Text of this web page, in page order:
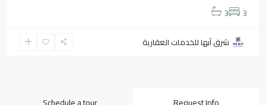
3
3
شرق آبها للخدمات العقارية